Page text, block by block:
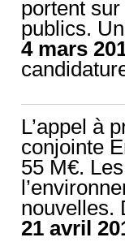
portent
publics.
4 mars
L’appel à
conjointe
55 M€.
nouvelles.
21 avril